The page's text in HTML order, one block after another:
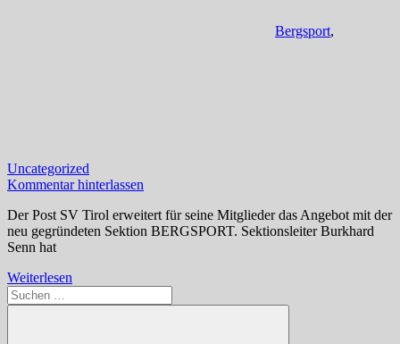
Bergsport,
Uncategorized
Kommentar hinterlassen
Der Post SV Tirol erweitert für seine Mitglieder das Angebot mit der
neu gegründeten Sektion BERGSPORT. Sektionsleiter Burkhard
Senn hat
Weiterlesen
Suchen
nach: